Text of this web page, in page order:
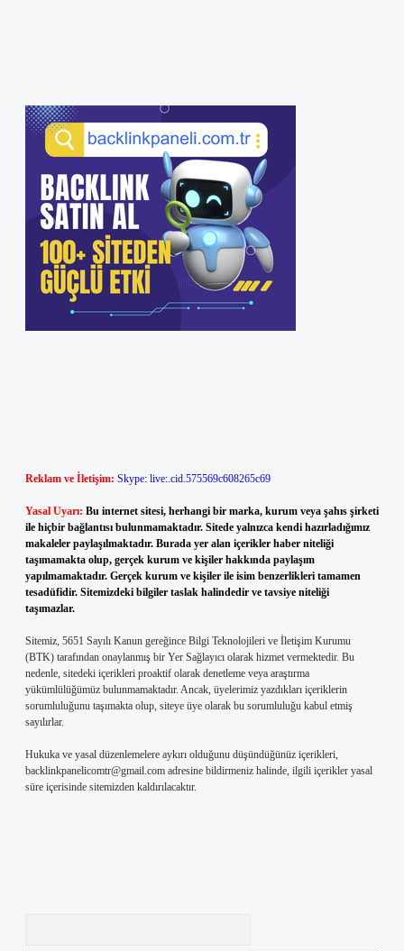
Reklam ve İletişim: Skype: live:.cid.575569c608265c69
Yasal Uyarı: Bu internet sitesi, herhangi bir marka, kurum veya şahıs şirketi
ile hiçbir bağlantısı bulunmamaktadır. Sitede yalnızca kendi hazırladığımız
makaleler paylaşılmaktadır. Burada yer alan içerikler haber niteliği
taşımamakta olup, gerçek kurum ve kişiler hakkında paylaşım
yapılmamaktadır. Gerçek kurum ve kişiler ile isim benzerlikleri tamamen
tesadüfidir. Sitemizdeki bilgiler taslak halindedir ve tavsiye niteliği
taşımazlar.
Sitemiz, 5651 Sayılı Kanun gereğince Bilgi Teknolojileri ve İletişim Kurumu
(BTK) tarafından onaylanmış bir Yer Sağlayıcı olarak hizmet vermektedir. Bu
nedenle, sitedeki içerikleri proaktif olarak denetleme veya araştırma
yükümlülüğümüz bulunmamaktadır. Ancak, üyelerimiz yazdıkları içeriklerin
sorumluluğunu taşımakta olup, siteye üye olarak bu sorumluluğu kabul etmiş
sayılırlar.
Hukuka ve yasal düzenlemelere aykırı olduğunu düşündüğünüz içerikleri,
backlinkpanelicomtr@gmail.com adresine bildirmeniz halinde, ilgili içerikler yasal
süre içerisinde sitemizden kaldırılacaktır.